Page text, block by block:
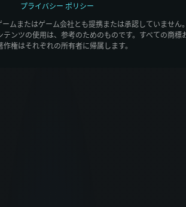
ームまたはゲーム会社とも提携または承認していません
ンツの使用は、参考のためのものです。すべての商標
作権はそれぞれの所有者に帰属します。
プライバシー ポリシー